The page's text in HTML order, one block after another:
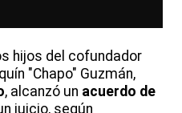
hijos del cofundador
"Chapo" Guzmán,
, alcanzó un acuerdo de
juicio, según